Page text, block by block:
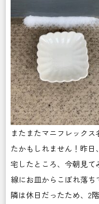
またまたマニフレック
たかもしれません！昨
宅したところ、今朝見
線にお皿からこぼれ落ち
隣は休日だったため、2